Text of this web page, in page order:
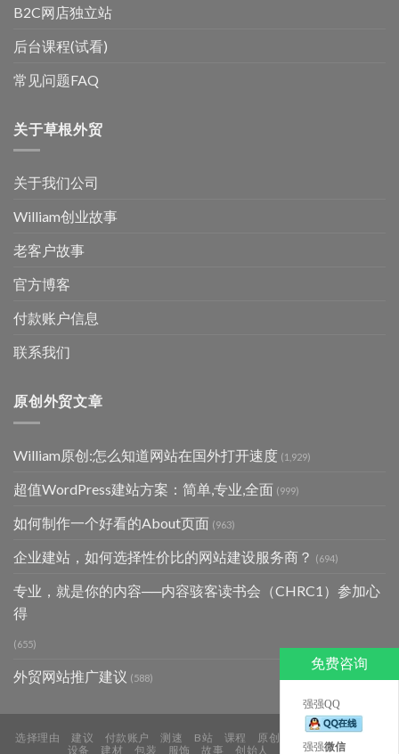
B2C网店独立站
后台课程(试看)
常见问题FAQ
关于草根外贸
关于我们公司
William创业故事
老客户故事
官方博客
付款账户信息
联系我们
原创外贸文章
William原创:怎么知道网站在国外打开速度 (1,929)
超值WordPress建站方案：简单,专业,全面 (999)
如何制作一个好看的About页面 (963)
企业建站，如何选择性价比的网站建设服务商？ (694)
专业，就是你的内容──内容骇客读书会（CHRC1）参加心
得
(655)
外贸网站推广建议 (588)
选择理由 建议 付款账户 测速 B站 课程 原创
设备
建材 包装 服饰 故事 创始人 关于
免费咨询
强强QQ
强强微信